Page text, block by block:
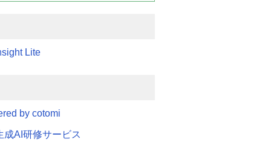
Lite
by cotomi
成AI研修サービス